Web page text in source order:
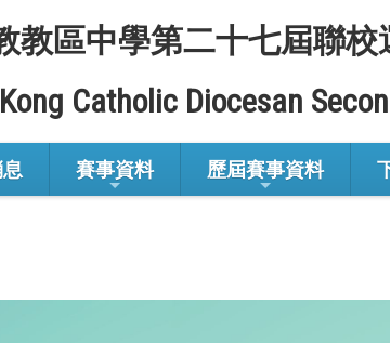
教區中學第二十七屆聯校
Catholic Diocesan
賽事資料 歷屆賽事資料